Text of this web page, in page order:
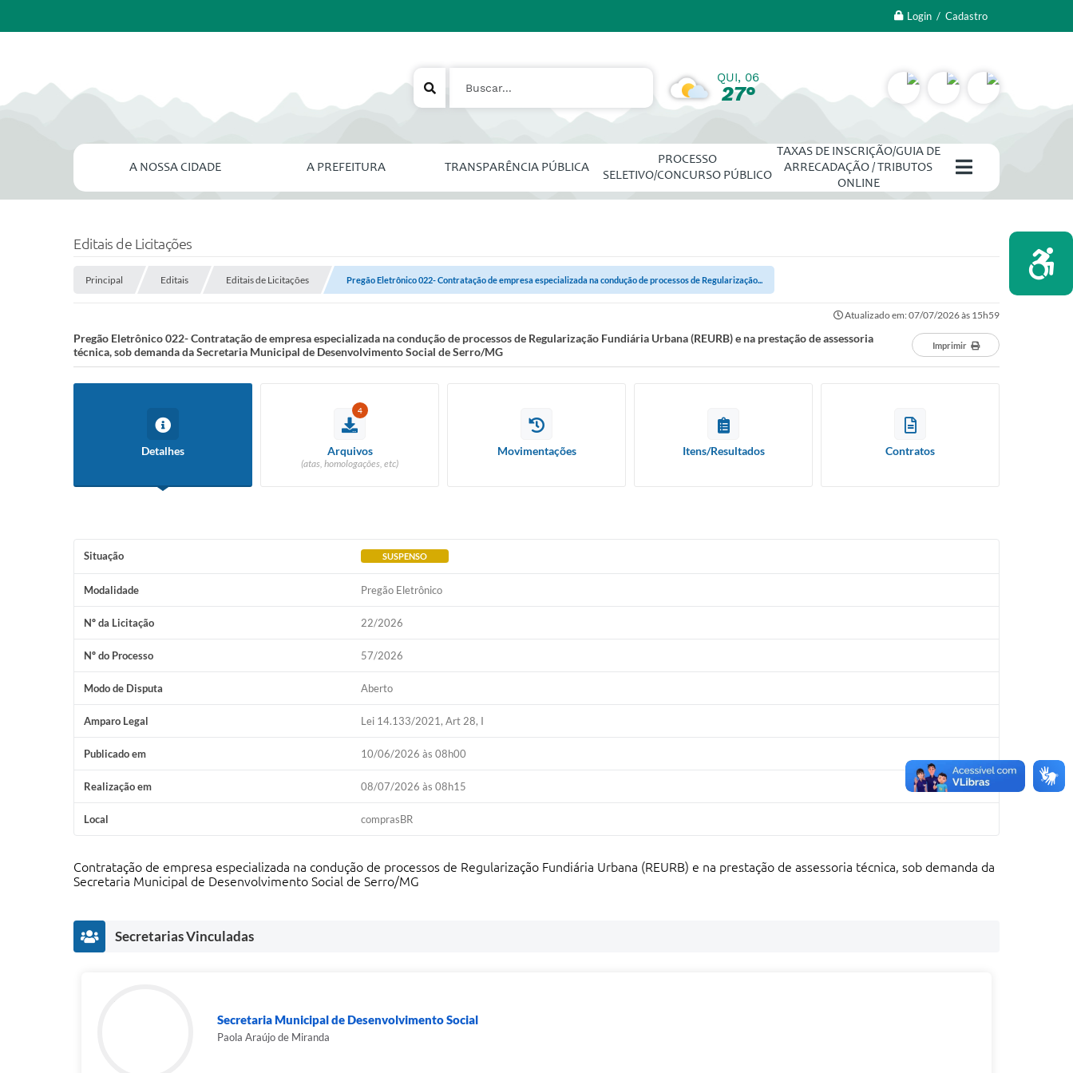
Login / Cadastro
QUI, 06
27°
A NOSSA CIDADE A PREFEITURA TRANSPARÊNCIA PÚBLICA
PROCESSO
SELETIVO/CONCURSO PÚBLICO
TAXAS DE INSCRIÇÃO/GUIA DE
ARRECADAÇÃO / TRIBUTOS
ONLINE
Editais de Licitações
Principal Editais Editais de Licitações Pregão Eletrônico 022- Contratação de empresa especializada na condução de processos de Regularização...
Atualizado em: 07/07/2026 às 15h59
Pregão Eletrônico 022- Contratação de empresa especializada na condução de processos de Regularização Fundiária Urbana (REURB) e na prestação de assessoria
técnica, sob demanda da Secretaria Municipal de Desenvolvimento Social de Serro/MG
Imprimir
Detalhes
4
Arquivos
(atas, homologações, etc)
Movimentações Itens/Resultados Contratos
Situação SUSPENSO
Modalidade Pregão Eletrônico
Nº da Licitação 22/2026
Nº do Processo 57/2026
Modo de Disputa Aberto
Amparo Legal Lei 14.133/2021, Art 28, I
Publicado em 10/06/2026 às 08h00
Realização em 08/07/2026 às 08h15
Local comprasBR
Contratação de empresa especializada na condução de processos de Regularização Fundiária Urbana (REURB) e na prestação de assessoria técnica, sob demanda da
Secretaria Municipal de Desenvolvimento Social de Serro/MG
Secretarias Vinculadas
Secretaria Municipal de Desenvolvimento Social
Paola Araújo de Miranda